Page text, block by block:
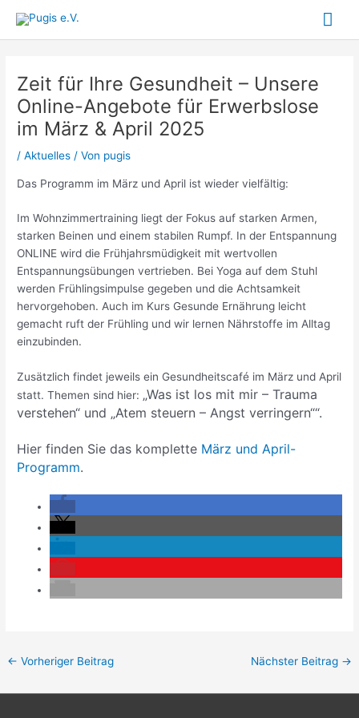
Inhalt
springen
Zeit für Ihre Gesundheit – Unsere
Online-Angebote für Erwerbslose
im März & April 2025
/Aktuelles / Von pugis
Das Programm im März und April ist wieder vielfältig:
Im Wohnzimmertraining liegt der Fokus auf starken Armen,
starken Beinen und einem stabilen Rumpf. In der Entspannung
ONLINE wird die Frühjahrsmüdigkeit mit wertvollen
Entspannungsübungen vertrieben. Bei Yoga auf dem Stuhl
werden Frühlingsimpulse gegeben und die Achtsamkeit
hervorgehoben. Auch im Kurs Gesunde Ernährung leicht
gemacht ruft der Frühling und wir lernen Nährstoffe im Alltag
einzubinden.
Zusätzlich findet jeweils ein Gesundheitscafé im März und April
statt. Themen sind hier: „Was ist los mit mir – Trauma
verstehen“ und „Atem steuern – Angst verringern““.
Hier finden Sie das komplette März und April-
Programm.
← Vorheriger Beitrag Nächster Beitrag →